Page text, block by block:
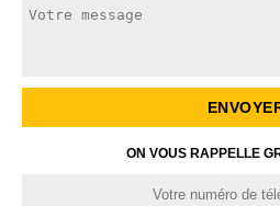
ON VOUS RAPPELLE